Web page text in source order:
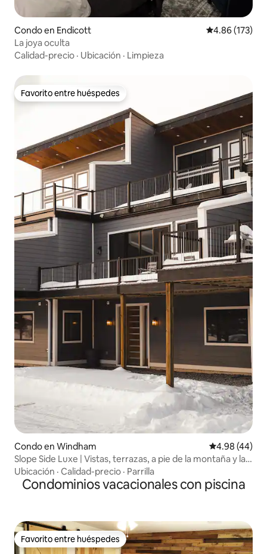
Condo en Endicott Calificación
4.86 (173)
La joya oculta
Calidad-precio · Ubicación · Limpieza
Favorito entre huéspedes
Favorito entre huéspedes
Condo en Windham Calificación
4.98 (44)
Slope Side Luxe | Vistas, terrazas, a pie de la montaña y la
ciudad
Ubicación · Calidad-precio · Parrilla
Condominios vacacionales con piscina
Favorito entre huéspedes
Favorito entre huéspedes